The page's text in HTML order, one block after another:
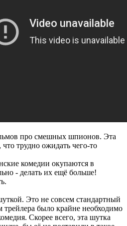
про смешных шпионов. Эта
трудно ожидать чего-то
комедии окупаются в
- делать их ещё больше!
Это не совсем стандартный
трейлера было крайне необходимо
Скорее всего, эта шутка